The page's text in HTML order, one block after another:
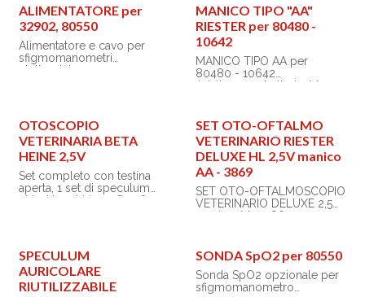
scope®
Speculum in metallo, non
scanalati, sterilizzabili:
- Ø 4 mm, lunghezza 83
mm
Speculum in metallo,
scanalati, sterilizzabili:
- Ø 7,5 mm, lunghezza 68
mm
- Ø 9,4 mm, lunghezza 92
ingrandimento 2,5 X
32902 è adatto per: Adulti
Utilizzato con
sfigmomanometro codice
80550 è adatto per: Puledri,
maialini, cani di grossa
taglia, cervi
ALIMENTATORE per
32902, 80550
Alimentatore e cavo per
sfigmomanometri
elettronici.
MANICO TIPO "AA"
RIESTER per 80480 -
10642
MANICO TIPO AA per
80480 - 10642
Adatto per 2 batterie AA
OTOSCOPIO
VETERINARIA BETA
HEINE 2,5V
Set completo con testina
aperta, 1 set di speculum
chiusi lunghi (57 x Ø 4, 65 x
SET OTO-OFTALMO
VETERINARIO RIESTER
DELUXE HL 2,5V manico
AA - 3869
SET OTO-OFTALMOSCOPIO
VETERINARIO DELUXE 2,5V
manico AA - 3869
scope®, Oftalmoscopio Ri-
scope® L1
Abbassalingua Ri-scope®
L, Speculum nasale Ri-
SPECULUM
AURICOLARE
RIUTILIZZABILE
SONDA SpO2 per 80550
Sonda SpO2 opzionale per
sfigmomanometro